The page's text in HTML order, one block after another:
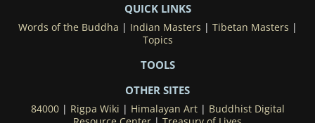
QUICK LINKS
Words of the Buddha | Indian Masters | Tibetan Masters |
Topics
TOOLS
OTHER SITES
84000| Rigpa Wiki | Himalayan Art| Buddhist Digital